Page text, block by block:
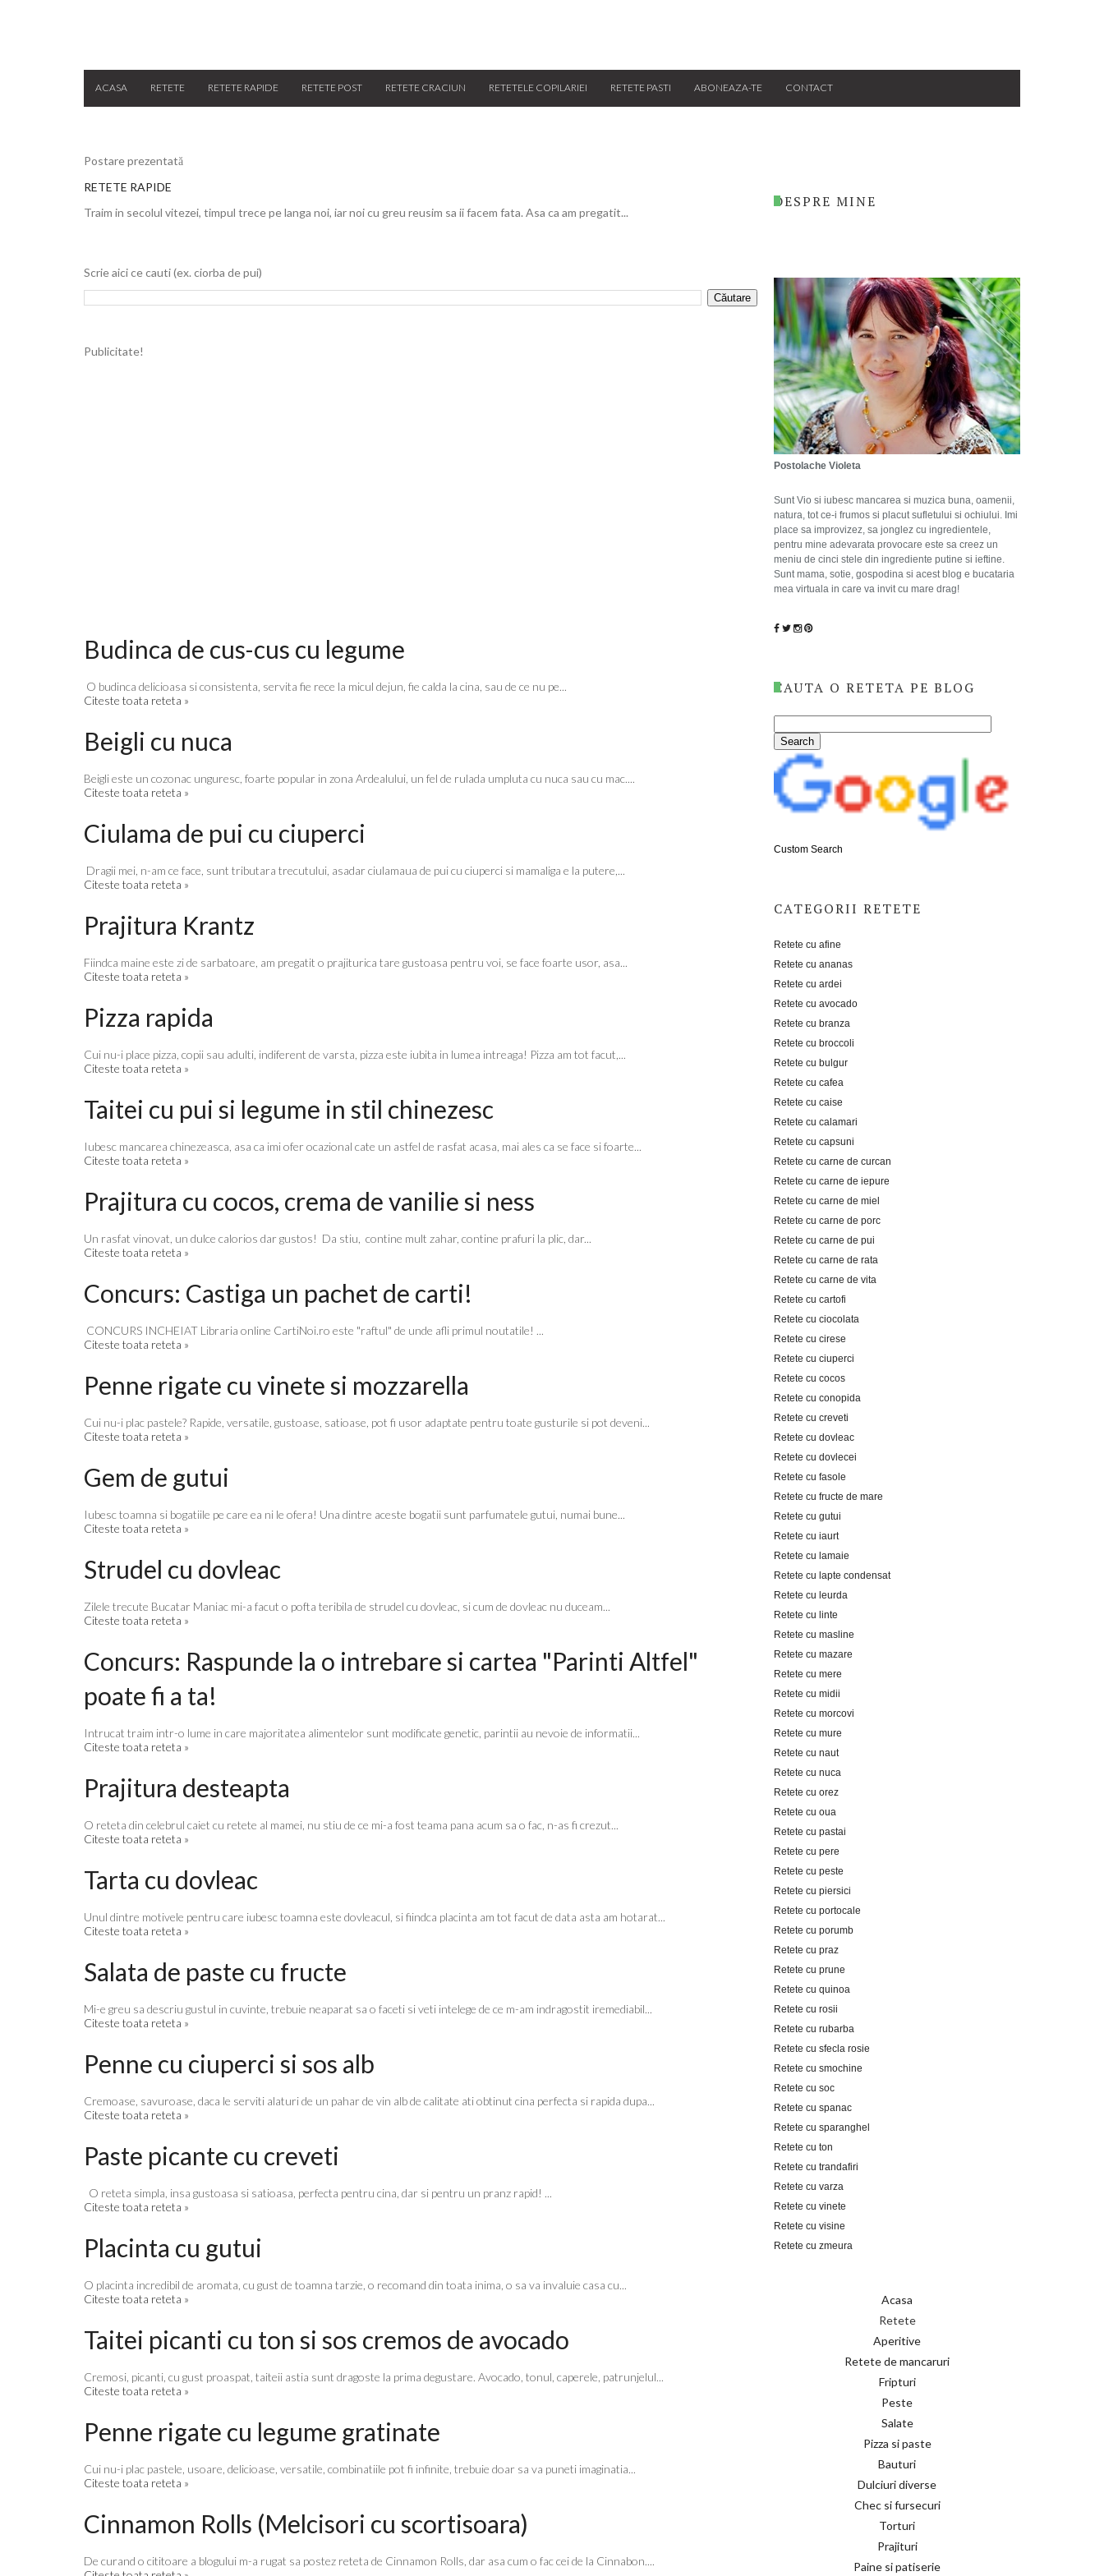
ACASA RETETE RETETE RAPIDE RETETE POST RETETE CRACIUN RETETELE COPILARIEI RETETE PASTI ABONEAZA-TE CONTACT
Postare prezentată
RETETE RAPIDE
Traim in secolul vitezei, timpul trece pe langa noi, iar noi cu greu reusim sa ii facem fata. Asa ca am pregatit...
Scrie aici ce cauti (ex. ciorba de pui)
Publicitate!
Budinca de cus-cus cu legume
O budinca delicioasa si consistenta, servita fie rece la micul dejun, fie calda la cina, sau de ce nu pe...
Citeste toata reteta »
Beigli cu nuca
Beigli este un cozonac unguresc, foarte popular in zona Ardealului, un fel de rulada umpluta cu nuca sau cu mac....
Citeste toata reteta »
Ciulama de pui cu ciuperci
Dragii mei, n-am ce face, sunt tributara trecutului, asadar ciulamaua de pui cu ciuperci si mamaliga e la putere,...
Citeste toata reteta »
Prajitura Krantz
Fiindca maine este zi de sarbatoare, am pregatit o prajiturica tare gustoasa pentru voi, se face foarte usor, asa...
Citeste toata reteta »
Pizza rapida
Cui nu-i place pizza, copii sau adulti, indiferent de varsta, pizza este iubita in lumea intreaga! Pizza am tot facut,...
Citeste toata reteta »
Taitei cu pui si legume in stil chinezesc
Iubesc mancarea chinezeasca, asa ca imi ofer ocazional cate un astfel de rasfat acasa, mai ales ca se face si foarte...
Citeste toata reteta »
Prajitura cu cocos, crema de vanilie si ness
Un rasfat vinovat, un dulce calorios dar gustos! Da stiu, contine mult zahar, contine prafuri la plic, dar...
Citeste toata reteta »
Concurs: Castiga un pachet de carti!
CONCURS INCHEIAT Libraria online CartiNoi.ro este "raftul" de unde afli primul noutatile! ...
Citeste toata reteta »
Penne rigate cu vinete si mozzarella
Cui nu-i plac pastele? Rapide, versatile, gustoase, satioase, pot fi usor adaptate pentru toate gusturile si pot deveni...
Citeste toata reteta »
Gem de gutui
Iubesc toamna si bogatiile pe care ea ni le ofera! Una dintre aceste bogatii sunt parfumatele gutui, numai bune...
Citeste toata reteta »
Strudel cu dovleac
Zilele trecute Bucatar Maniac mi-a facut o pofta teribila de strudel cu dovleac, si cum de dovleac nu duceam...
Citeste toata reteta »
Concurs: Raspunde la o intrebare si cartea "Parinti Altfel"
poate fi a ta!
Intrucat traim intr-o lume in care majoritatea alimentelor sunt modificate genetic, parintii au nevoie de informatii...
Citeste toata reteta »
Prajitura desteapta
O reteta din celebrul caiet cu retete al mamei, nu stiu de ce mi-a fost teama pana acum sa o fac, n-as fi crezut...
Citeste toata reteta »
Tarta cu dovleac
Unul dintre motivele pentru care iubesc toamna este dovleacul, si fiindca placinta am tot facut de data asta am hotarat...
Citeste toata reteta »
Salata de paste cu fructe
Mi-e greu sa descriu gustul in cuvinte, trebuie neaparat sa o faceti si veti intelege de ce m-am indragostit iremediabil...
Citeste toata reteta »
Penne cu ciuperci si sos alb
Cremoase, savuroase, daca le serviti alaturi de un pahar de vin alb de calitate ati obtinut cina perfecta si rapida dupa...
Citeste toata reteta »
Paste picante cu creveti
O reteta simpla, insa gustoasa si satioasa, perfecta pentru cina, dar si pentru un pranz rapid! ...
Citeste toata reteta »
Placinta cu gutui
O placinta incredibil de aromata, cu gust de toamna tarzie, o recomand din toata inima, o sa va invaluie casa cu...
Citeste toata reteta »
Taitei picanti cu ton si sos cremos de avocado
Cremosi, picanti, cu gust proaspat, taiteii astia sunt dragoste la prima degustare. Avocado, tonul, caperele, patrunjelul...
Citeste toata reteta »
Penne rigate cu legume gratinate
Cui nu-i plac pastele, usoare, delicioase, versatile, combinatiile pot fi infinite, trebuie doar sa va puneti imaginatia...
Citeste toata reteta »
Cinnamon Rolls (Melcisori cu scortisoara)
De curand o cititoare a blogului m-a rugat sa postez reteta de Cinnamon Rolls, dar asa cum o fac cei de la Cinnabon....
DESPRE MINE
Postolache Violeta
Sunt Vio si iubesc mancarea si muzica buna, oamenii,
natura, tot ce-i frumos si placut sufletului si ochiului. Imi
place sa improvizez, sa jonglez cu ingredientele,
pentru mine adevarata provocare este sa creez un
meniu de cinci stele din ingrediente putine si ieftine.
Sunt mama, sotie, gospodina si acest blog e bucataria
mea virtuala in care va invit cu mare drag!
CAUTA O RETETA PE BLOG
Custom Search
CATEGORII RETETE
Retete cu afine
Retete cu ananas
Retete cu ardei
Retete cu avocado
Retete cu branza
Retete cu broccoli
Retete cu bulgur
Retete cu cafea
Retete cu caise
Retete cu calamari
Retete cu capsuni
Retete cu carne de curcan
Retete cu carne de iepure
Retete cu carne de miel
Retete cu carne de porc
Retete cu carne de pui
Retete cu carne de rata
Retete cu carne de vita
Retete cu cartofi
Retete cu ciocolata
Retete cu cirese
Retete cu ciuperci
Retete cu cocos
Retete cu conopida
Retete cu creveti
Retete cu dovleac
Retete cu dovlecei
Retete cu fasole
Retete cu fructe de mare
Retete cu gutui
Retete cu iaurt
Retete cu lamaie
Retete cu lapte condensat
Retete cu leurda
Retete cu linte
Retete cu masline
Retete cu mazare
Retete cu mere
Retete cu midii
Retete cu morcovi
Retete cu mure
Retete cu naut
Retete cu nuca
Retete cu orez
Retete cu oua
Retete cu pastai
Retete cu pere
Retete cu peste
Retete cu piersici
Retete cu portocale
Retete cu porumb
Retete cu praz
Retete cu prune
Retete cu quinoa
Retete cu rosii
Retete cu rubarba
Retete cu sfecla rosie
Retete cu smochine
Retete cu soc
Retete cu spanac
Retete cu sparanghel
Retete cu ton
Retete cu trandafiri
Retete cu varza
Retete cu vinete
Retete cu visine
Retete cu zmeura
Acasa
Retete
Aperitive
Retete de mancaruri
Fripturi
Peste
Salate
Pizza si paste
Bauturi
Dulciuri diverse
Chec si fursecuri
Torturi
Prajituri
Paine si patiserie